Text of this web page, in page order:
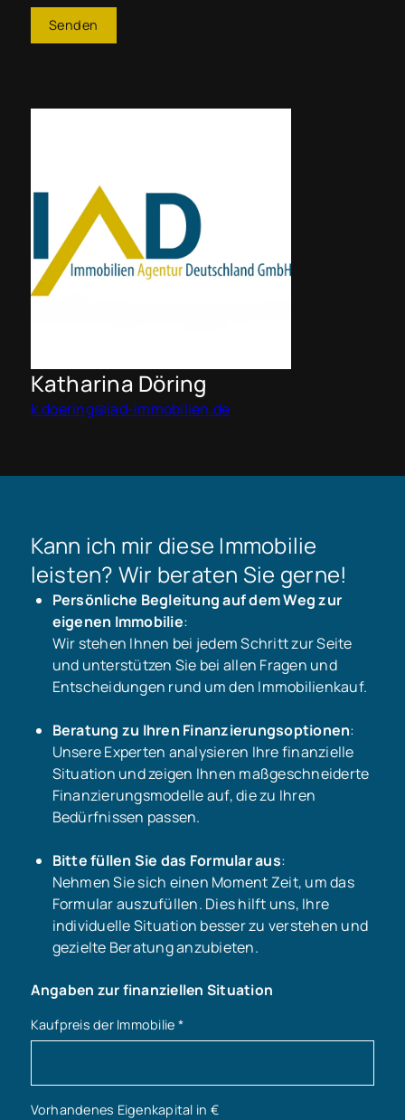
Senden
Katharina Döring
k.doering@iad-immobilien.de
Kann ich mir diese Immobilie
leisten? Wir beraten Sie gerne!
Persönliche Begleitung auf dem Weg zur
eigenen Immobilie:
Wir stehen Ihnen bei jedem Schritt zur Seite
und unterstützen Sie bei allen Fragen und
Entscheidungen rund um den Immobilienkauf.
Beratung zu Ihren Finanzierungsoptionen:
Unsere Experten analysieren Ihre finanzielle
Situation und zeigen Ihnen maßgeschneiderte
Finanzierungsmodelle auf, die zu Ihren
Bedürfnissen passen.
Bitte füllen Sie das Formular aus:
Nehmen Sie sich einen Moment Zeit, um das
Formular auszufüllen. Dies hilft uns, Ihre
individuelle Situation besser zu verstehen und
gezielte Beratung anzubieten.
Angaben zur finanziellen Situation
Kaufpreis der Immobilie *
Vorhandenes Eigenkapital in €